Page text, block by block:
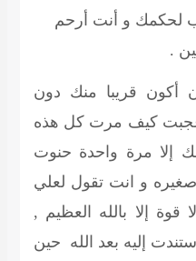
لحكمك و أنت أرحم
.
أكون قريبا منك دون
عجبت كيف مرت كل هذه
إلا مرة واحدة حنوت
و انت تقول لعلي
قوة إلا بالله العظيم ,
إليه بعد الله حين